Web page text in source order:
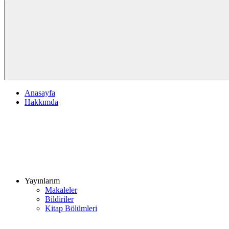
Anasayfa
Hakkımda
Yayınlarım
Makaleler
Bildiriler
Kitap Bölümleri